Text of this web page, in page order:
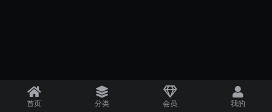
首页 分类 会员 我的